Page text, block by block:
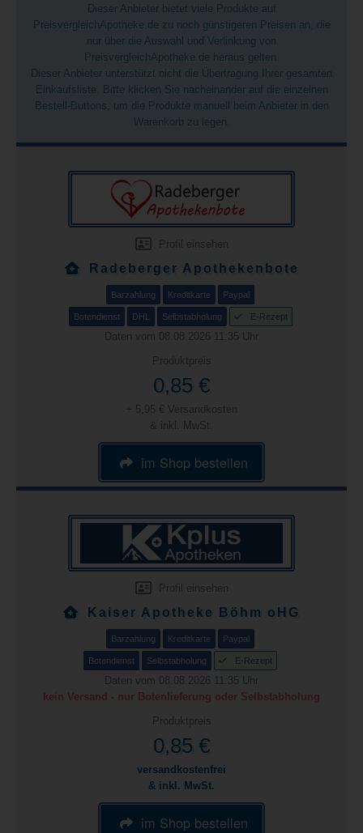
Dieser Anbieter bietet viele Produkte auf
PreisvergleichApotheke.de zu noch günstigeren Preisen an, die
nur über die Auswahl und Verlinkung von
PreisvergleichApotheke.de heraus gelten.
Dieser Anbieter unterstützt nicht die Übertragung Ihrer gesamten
Einkaufsliste. Bitte klicken Sie nacheinander auf die einzelnen
Bestell-Buttons, um die Produkte manuell beim Anbieter in den
Warenkorb zu legen.
Profil einsehen
Radeberger Apothekenbote
Barzahlung Kreditkarte Paypal
Botendienst DHL Selbstabholung E-Rezept
Daten vom 08.08.2026 11:35 Uhr
Produktpreis
0,85 €
+ 5,95 € Versandkosten
& inkl. MwSt.
im Shop bestellen
Profil einsehen
Kaiser Apotheke Böhm oHG
Barzahlung Kreditkarte Paypal
Botendienst Selbstabholung E-Rezept
Daten vom 08.08.2026 11:35 Uhr
kein Versand - nur Botenlieferung oder Selbstabholung
Produktpreis
0,85 €
versandkostenfrei
& inkl. MwSt.
im Shop bestellen